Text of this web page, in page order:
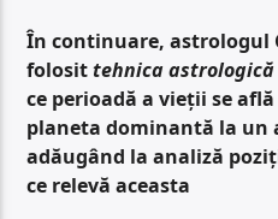
În continuare, astrologul
folosittehnica
ce perioadă a vieții se
planeta dominantă la un
adăugând la analiză
ce relevă aceasta